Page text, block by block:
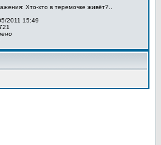
Хто-хто в теремочке живёт?..
2011 15:49